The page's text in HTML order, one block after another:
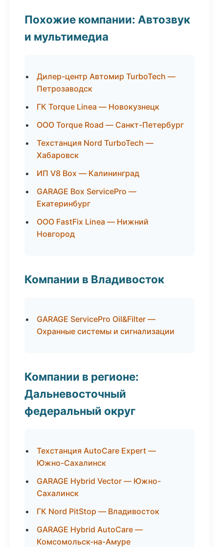
Похожие компании: Автозвук
и мультимедиа
Дилер-центр Автомир TurboTech —
Петрозаводск
ГК Torque Linea — Новокузнецк
ООО Torque Road — Санкт-Петербург
Техстанция Nord TurboTech —
Хабаровск
ИП V8 Box — Калининград
GARAGE Box ServicePro —
Екатеринбург
ООО FastFix Linea — Нижний
Новгород
Компании в Владивосток
GARAGE ServicePro Oil&Filter —
Охранные системы и сигнализации
Компании в регионе:
Дальневосточный
федеральный округ
Техстанция AutoCare Expert —
Южно-Сахалинск
GARAGE Hybrid Vector — Южно-
Сахалинск
ГК Nord PitStop — Владивосток
GARAGE Hybrid AutoCare —
Комсомольск-на-Амуре